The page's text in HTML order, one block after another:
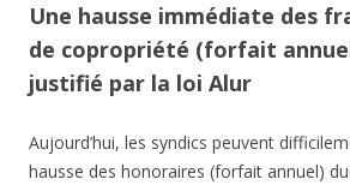
Une hausse immédiate des
de copropriété (forfait
justifié par la loi Alur
Aujourd’hui, les syndics peuvent
hausse des honoraires (forfait annuel)